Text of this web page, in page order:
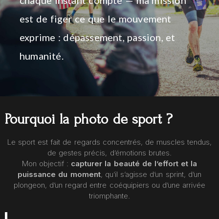
est de figer ce que le mouvement
exprime : dépassement, passion, et
humanité.
Pourquoi la photo de sport ?
Le sport est fait de regards concentrés, de muscles tendus,
de gestes précis, d’émotions brutes.
Mon objectif : capturer la beauté de l’effort et la
puissance du moment, qu’il s’agisse d’un sprint, d’un
plongeon, d’un regard entre coéquipiers ou d’une arrivée
triomphante.